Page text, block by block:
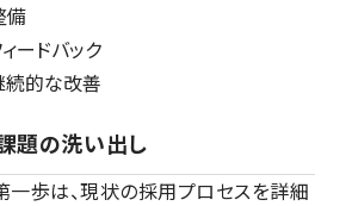
備
ードバック
続的な改善
題の洗い出し
歩は、現状の採用プロセスを詳細